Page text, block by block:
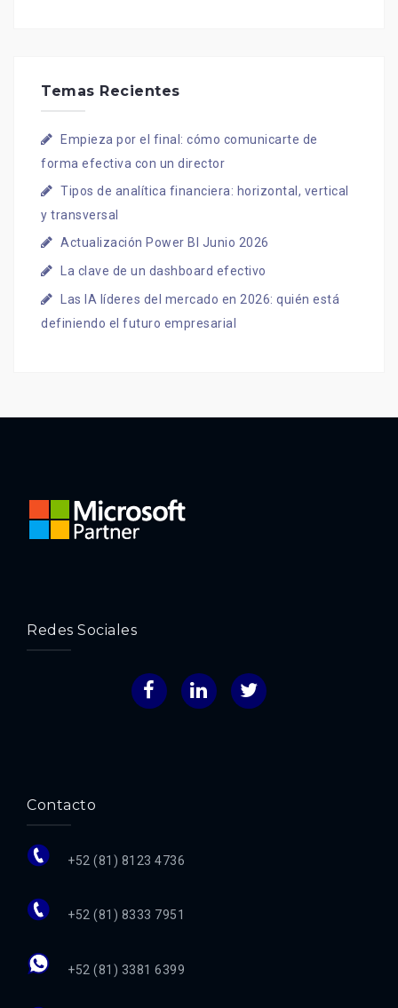
Temas Recientes
Empieza por el final: cómo comunicarte de
forma efectiva con un director
Tipos de analítica financiera: horizontal, vertical
y transversal
Actualización Power BI Junio 2026
La clave de un dashboard efectivo
Las IA líderes del mercado en 2026: quién está
definiendo el futuro empresarial
Redes Sociales
FacebookLinkedInTwitter
Contacto
+52 (81) 8123 4736
+52 (81) 8333 7951
+52 (81) 3381 6399